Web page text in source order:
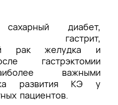
диабет,
гастрит,
рак желудка и
гастрэктомии
важными
развития КЭ у
пациентов.